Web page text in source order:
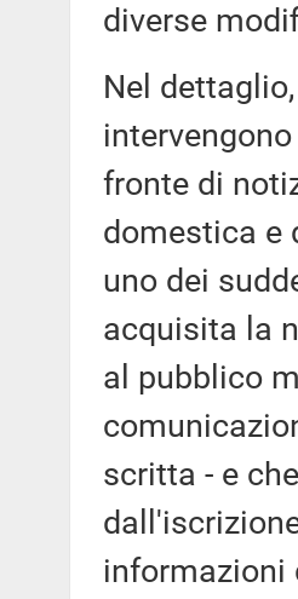
diverse
Nel
fronte di
domestica e
uno dei
acquisita la
al pubblico
scritta - e
informazioni